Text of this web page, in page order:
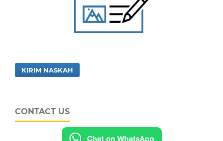
KIRIM NASKAH
CONTACT US